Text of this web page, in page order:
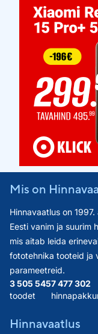
Mis on
Hinnavaatlus on
Eesti vanim ja suurim
mis aitab leida
fototehnika tooteid ja
parameetreid.
3 505 545
toodet
7 477 302
Hinnavaatlus